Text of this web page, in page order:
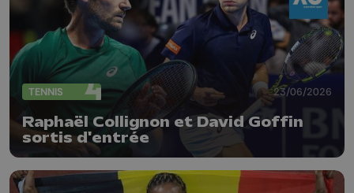
TENNIS 23/06/2026
Raphaël Collignon et David Goffin
sortis d'entrée